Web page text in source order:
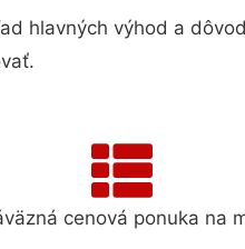
hlavných výhod a
cenová ponuka na